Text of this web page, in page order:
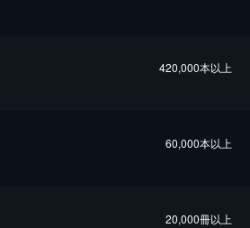
420,000本以上
60,000本以上
20,000冊以上